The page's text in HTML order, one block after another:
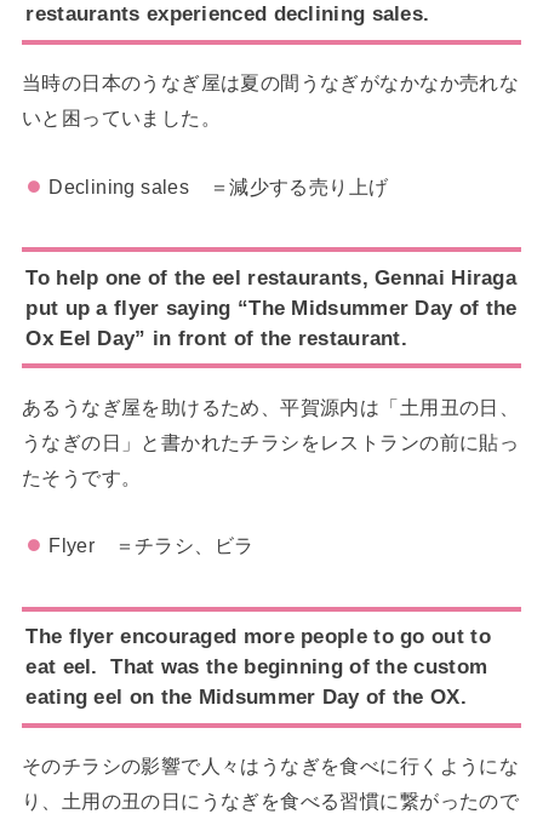
restaurants experienced declining sales.
当時の日本のうなぎ屋は夏の間うなぎがなかなか売れな
いと困っていました。
Declining sales ＝減少する売り上げ
To help one of the eel restaurants, Gennai Hiraga
put up a flyer saying “The Midsummer Day of the
Ox Eel Day” in front of the restaurant.
あるうなぎ屋を助けるため、平賀源内は「土用丑の日、
うなぎの日」と書かれたチラシをレストランの前に貼っ
たそうです。
Flyer ＝チラシ、ビラ
The flyer encouraged more people to go out to
eat eel. That was the beginning of the custom
eating eel on the Midsummer Day of the OX.
そのチラシの影響で人々はうなぎを食べに行くようにな
り、土用の丑の日にうなぎを食べる習慣に繋がったので